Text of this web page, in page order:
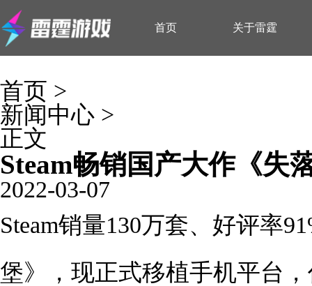
首页 关于雷霆
首页 >
新闻中心 >
正文
Steam畅销国产大作《失
2022-03-07
Steam销量130万套、好评率
堡》，现正式移植手机平台